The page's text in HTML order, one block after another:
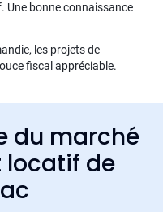
Une bonne connaissance
les projets de
fiscal appréciable.
du marché
locatif de